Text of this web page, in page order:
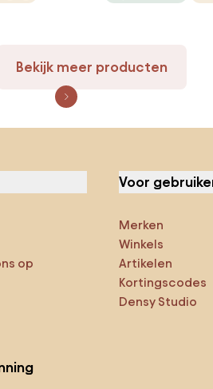
Bekijk meer producten
op
Voor
Merken
Winkels
Artikelen
Kortingscodes
Densy Studio